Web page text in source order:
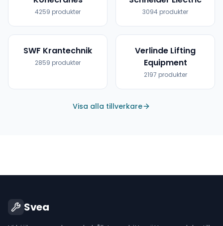
4259 produkter 3094 produkter
SWF Krantechnik
2859 produkter
Verlinde Lifting
Equipment
2197 produkter
Visa alla tillverkare
Svea